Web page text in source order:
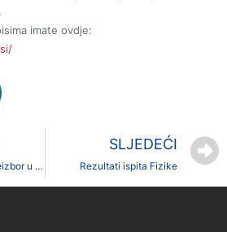
imate ovdje:
Natječaj za izbor/reizbor u znanstveno-nastavna, umjetničko-nastavna i nastavna zvanje
SLJEDEĆI
Rezultati ispita Fizike